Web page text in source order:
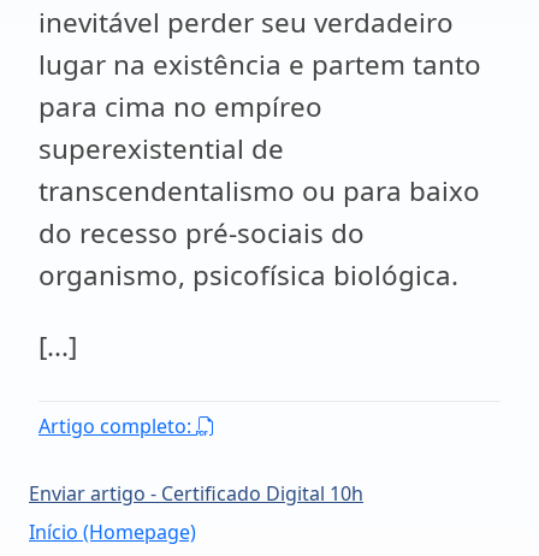
inevitável perder seu verdadeiro
lugar na existência e partem tanto
para cima no empíreo
superexistential de
transcendentalismo ou para baixo
do recesso pré-sociais do
organismo, psicofísica biológica.
[...]
Artigo completo:
Enviar artigo - Certificado Digital 10h
Início (Homepage)